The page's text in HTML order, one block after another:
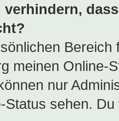
verhindern,
meinen Online-
nur
Status sehen.